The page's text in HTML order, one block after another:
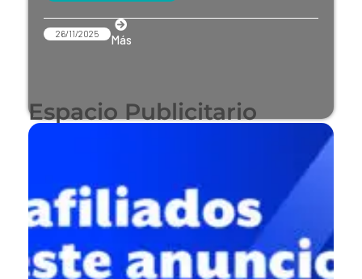
26/11/2025 Más
Espacio Publicitario